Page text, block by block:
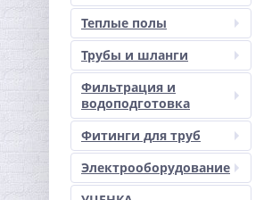
Теплые полы
Трубы и шланги
Фильтрация и
водоподготовка
Фитинги для труб
Электрооборудование